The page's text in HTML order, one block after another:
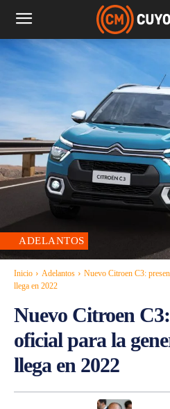
ADELANTOS
Inicio Adelantos
Nuevo Citroen C3:
llega en 2022
Nuevo Citroen
oficial para la
llega en 2022